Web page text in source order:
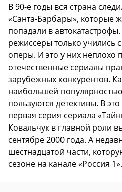
В 90-е годы вся страна
«Санта-Барбары», которые
попадали в
режиссеры только учились
оперы. И это у них неплохо
отечественные сериалы
зарубежных конкурентов.
наибольшей
пользуются детективы. В
первая серия сериала
Ковальчук в главной роли
сентябре 2000 года. А
шестнадцатой части,
сезоне на канале «Россия 1».